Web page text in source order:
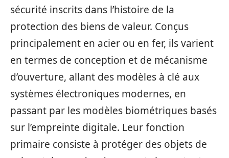
sécurité inscrits dans l’histoire de la
protection des biens de valeur. Conçus
principalement en acier ou en fer, ils varient
en termes de conception et de mécanisme
d’ouverture, allant des modèles à clé aux
systèmes électroniques modernes, en
passant par les modèles biométriques basés
sur l’empreinte digitale. Leur fonction
primaire consiste à protéger des objets de